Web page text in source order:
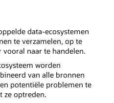
data-ecosystemen
te verzamelen, op te
vooral naar te handelen.
worden
van alle bronnen
potentiële problemen te
ze optreden.